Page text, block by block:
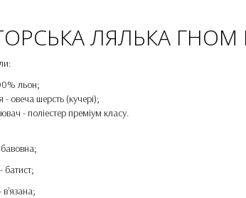
ЛЯЛЬКА ГНОМ
льон;
- овеча шерсть (кучері);
- поліестер преміум класу.
батист;